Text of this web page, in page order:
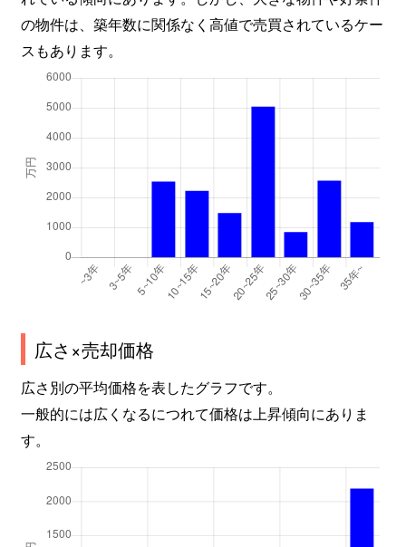
の物件は、築年数に関係なく高値で売買されているケー
スもあります。
広さ×売却価格
広さ別の平均価格を表したグラフです。
一般的には広くなるにつれて価格は上昇傾向にありま
す。